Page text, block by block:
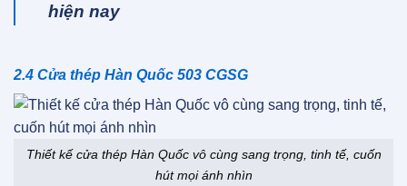
hiện nay
2.4 Cửa thép Hàn Quốc 503 CGSG
Thiết kế cửa thép Hàn Quốc vô cùng sang trọng, tinh tế, cuốn
hút mọi ánh nhìn